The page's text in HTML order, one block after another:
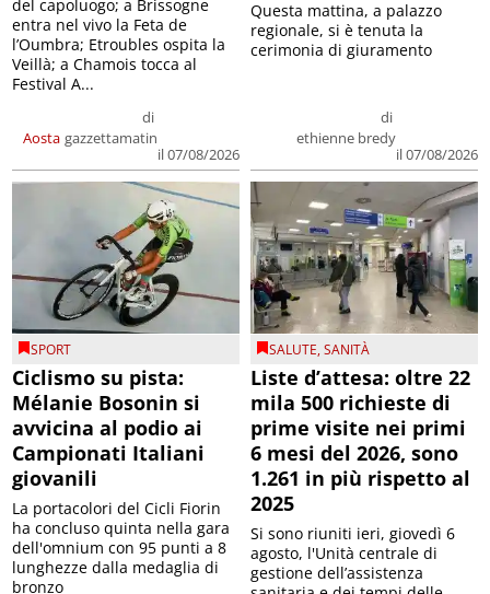
Aosta
di
gazzettamatin
il 07/08/2026
del capoluogo; a Brissogne
entra nel vivo la Feta de
l’Oumbra; Etroubles ospita la
Veillà; a Chamois tocca al
Festival A...
di
ethienne bredy
il 07/08/2026
Questa mattina, a palazzo
regionale, si è tenuta la
cerimonia di giuramento
SPORT
Ciclismo su pista:
Mélanie Bosonin si
avvicina al podio ai
Campionati Italiani
giovanili
La portacolori del Cicli Fiorin
ha concluso quinta nella gara
dell'omnium con 95 punti a 8
lunghezze dalla medaglia di
bronzo
SALUTE,SANITÀ
Liste d’attesa: oltre 22
mila 500 richieste di
prime visite nei primi
6 mesi del 2026, sono
1.261 in più rispetto al
2025
Si sono riuniti ieri, giovedì 6
agosto, l'Unità centrale di
gestione dell’assistenza